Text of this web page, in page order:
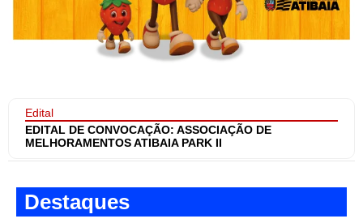
Edital
EDITAL DE CONVOCAÇÃO: ASSOCIAÇÃO DE
MELHORAMENTOS ATIBAIA PARK II
Destaques